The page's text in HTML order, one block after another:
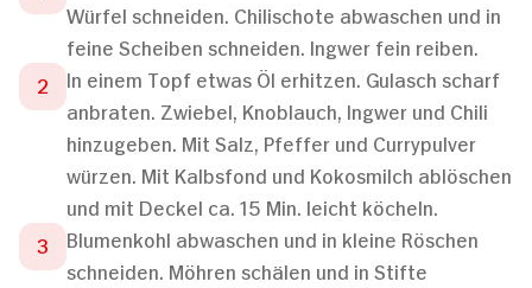
Würfel schneiden. Chilischote abwaschen und in
feine Scheiben schneiden. Ingwer fein reiben.
In einem Topf etwas Öl erhitzen. Gulasch scharf
anbraten. Zwiebel, Knoblauch, Ingwer und Chili
hinzugeben. Mit Salz, Pfeffer und Currypulver
würzen. Mit Kalbsfond und Kokosmilch ablöschen
und mit Deckel ca. 15 Min. leicht köcheln.
Blumenkohl abwaschen und in kleine Röschen
schneiden. Möhren schälen und in Stifte